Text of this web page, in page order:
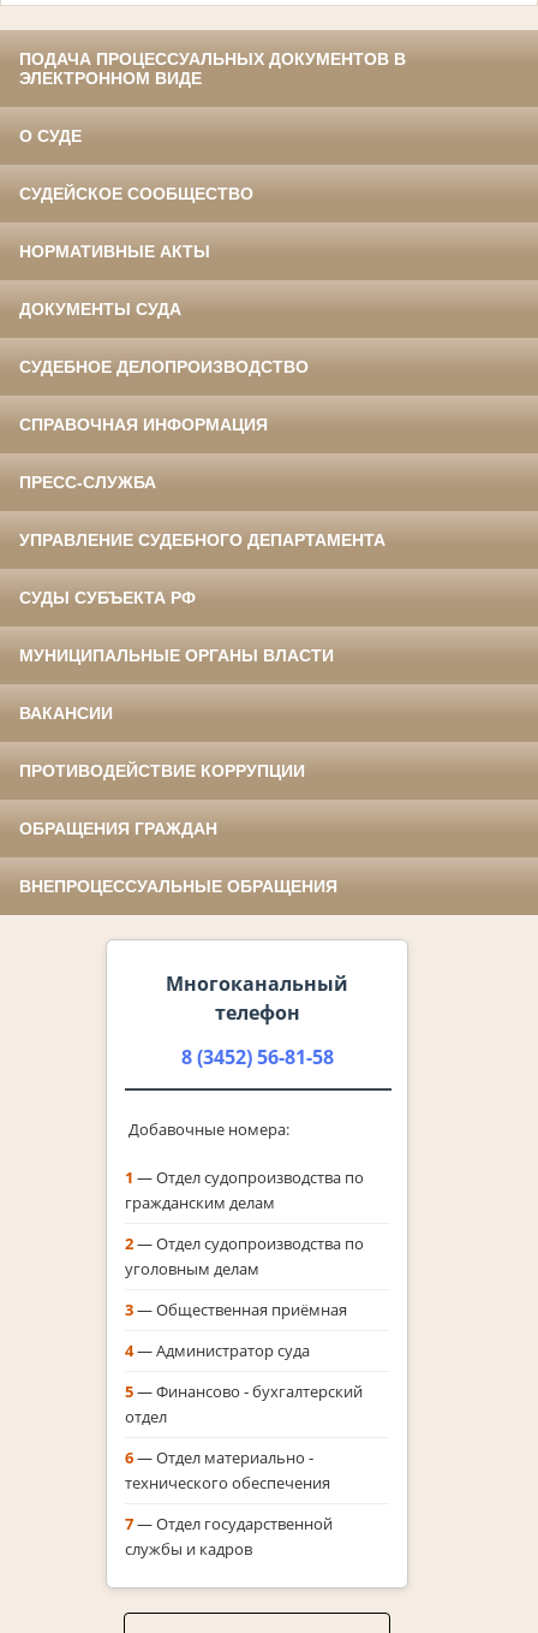
ПОДАЧА ПРОЦЕССУАЛЬНЫХ ДОКУМЕНТОВ В
ЭЛЕКТРОННОМ ВИДЕ
О СУДЕ
СУДЕЙСКОЕ СООБЩЕСТВО
НОРМАТИВНЫЕ АКТЫ
ДОКУМЕНТЫ СУДА
СУДЕБНОЕ ДЕЛОПРОИЗВОДСТВО
СПРАВОЧНАЯ ИНФОРМАЦИЯ
ПРЕСС-СЛУЖБА
УПРАВЛЕНИЕ СУДЕБНОГО ДЕПАРТАМЕНТА
СУДЫ СУБЪЕКТА РФ
МУНИЦИПАЛЬНЫЕ ОРГАНЫ ВЛАСТИ
ВАКАНСИИ
ПРОТИВОДЕЙСТВИЕ КОРРУПЦИИ
ОБРАЩЕНИЯ ГРАЖДАН
ВНЕПРОЦЕССУАЛЬНЫЕ ОБРАЩЕНИЯ
Многоканальный
телефон
8 (3452) 56-81-58
Добавочные номера:
1 — Отдел судопроизводства по
гражданским делам
2— Отдел судопроизводства по
уголовным делам
3— Общественная приёмная
4— Администратор суда
5— Финансово ‑ бухгалтерский
отдел
6— Отдел материально ‑
технического обеспечения
7— Отдел государственной
службы и кадров